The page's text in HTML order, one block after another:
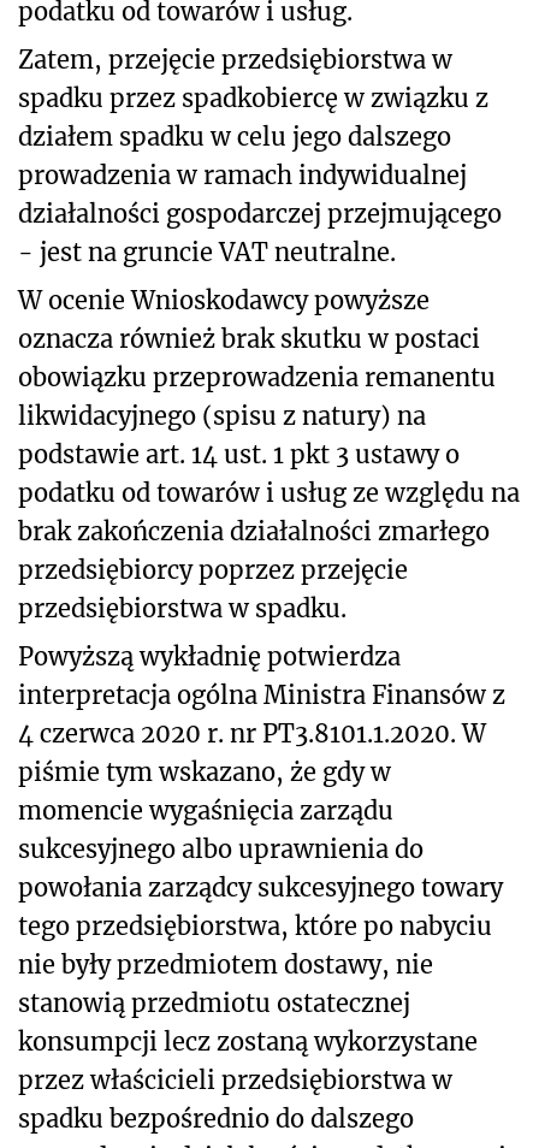
podatku od towarów i usług.
Zatem, przejęcie przedsiębiorstwa w
spadku przez spadkobiercę w związku z
działem spadku w celu jego dalszego
prowadzenia w ramach indywidualnej
działalności gospodarczej przejmującego
- jest na gruncie VAT neutralne.
W ocenie Wnioskodawcy powyższe
oznacza również brak skutku w postaci
obowiązku przeprowadzenia remanentu
likwidacyjnego (spisu z natury) na
podstawie art. 14 ust. 1 pkt 3 ustawy o
podatku od towarów i usług ze względu na
brak zakończenia działalności zmarłego
przedsiębiorcy poprzez przejęcie
przedsiębiorstwa w spadku.
Powyższą wykładnię potwierdza
interpretacja ogólna Ministra Finansów z
4 czerwca 2020 r. nr PT3.8101.1.2020. W
piśmie tym wskazano, że gdy w
momencie wygaśnięcia zarządu
sukcesyjnego albo uprawnienia do
powołania zarządcy sukcesyjnego towary
tego przedsiębiorstwa, które po nabyciu
nie były przedmiotem dostawy, nie
stanowią przedmiotu ostatecznej
konsumpcji lecz zostaną wykorzystane
przez właścicieli przedsiębiorstwa w
spadku bezpośrednio do dalszego